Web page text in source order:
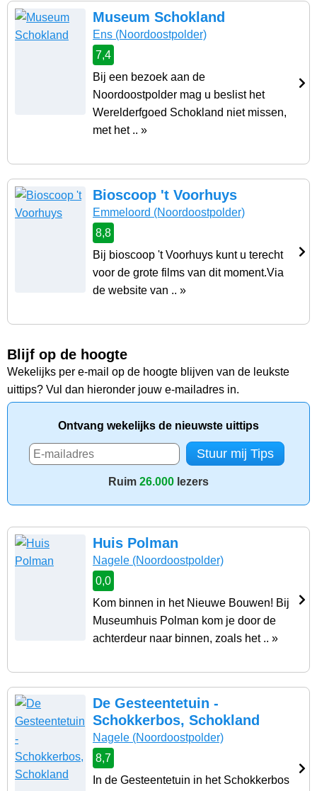
Museum Schokland
Ens (Noordoostpolder)
7,4
Bij een bezoek aan de
Noordoostpolder mag u beslist het
Werelderfgoed Schokland niet missen,
met het .. »
Bioscoop 't Voorhuys
Emmeloord (Noordoostpolder)
8,8
Bij bioscoop 't Voorhuys kunt u terecht
voor de grote films van dit moment.Via
de website van .. »
Blijf op de hoogte
Wekelijks per e-mail op de hoogte blijven van de leukste
uittips? Vul dan hieronder jouw e-mailadres in.
Ontvang wekelijks de nieuwste uittips
Ruim 26.000 lezers
Huis Polman
Nagele (Noordoostpolder)
0,0
Kom binnen in het Nieuwe Bouwen! Bij
Museumhuis Polman kom je door de
achterdeur naar binnen, zoals het .. »
De Gesteentetuin -
Schokkerbos, Schokland
Nagele (Noordoostpolder)
8,7
In de Gesteentetuin in het Schokkerbos